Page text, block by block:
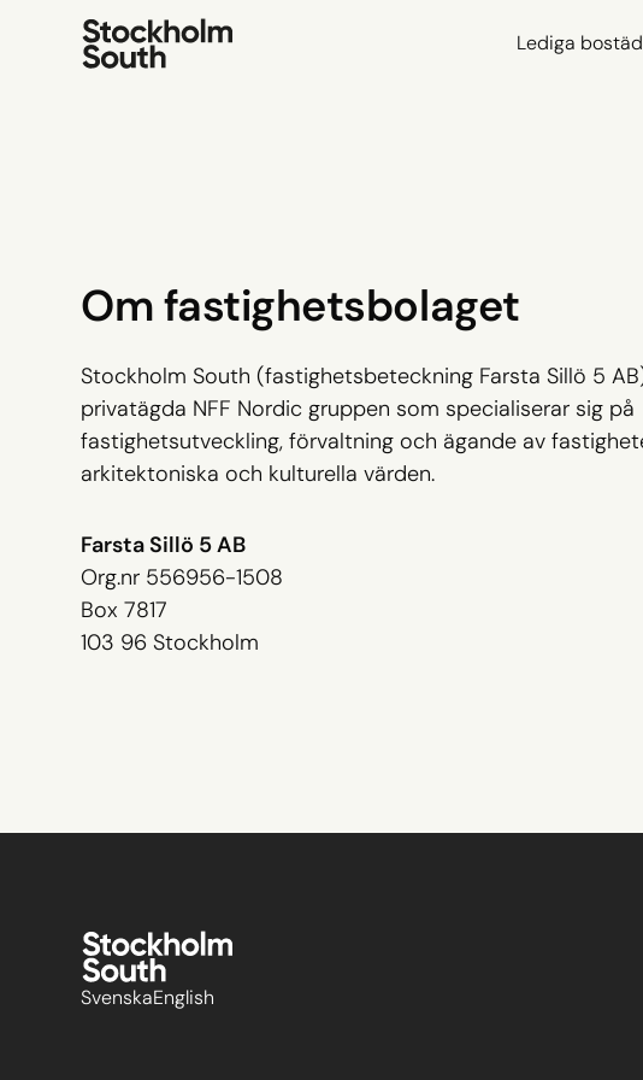
Lediga
Om fastighetsbolaget
Stockholm South (fastighetsbeteckning Farsta Sillö 5
privatägda NFF Nordic gruppen som specialiserar sig på
fastighetsutveckling, förvaltning och ägande av
arkitektoniska och kulturella värden.
Farsta Sillö 5 AB
Org.nr 556956-1508
Box 7817
103 96 Stockholm
SvenskaEnglish